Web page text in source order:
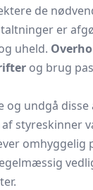
de
er
uheld.
og brug
og undgå
styreskinner
omhyggelig